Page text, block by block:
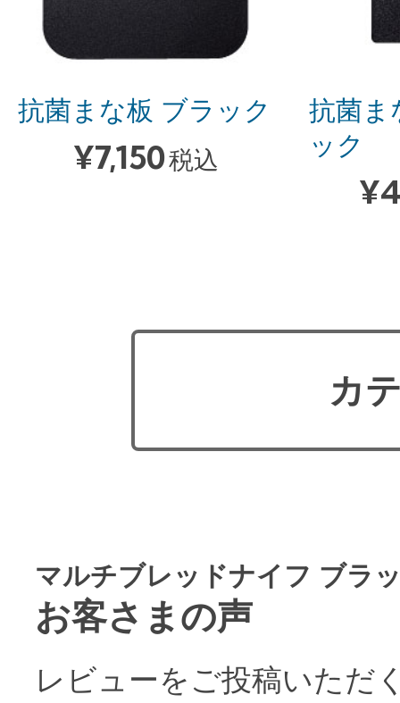
抗菌まな板 ブラック
¥7,150税込
抗菌ま
ック
¥
カ
マルチブレッドナイフ ブラ
お客さまの声
レビューをご投稿いただ